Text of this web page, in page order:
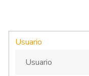
Usuario